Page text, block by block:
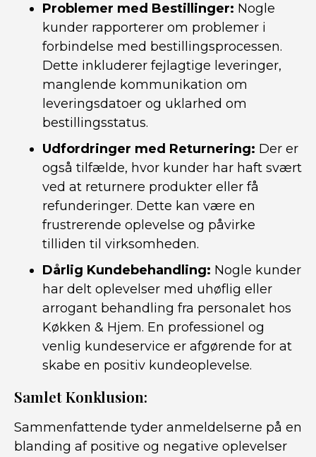
Problemer med Bestillinger: Nogle
kunder rapporterer om problemer i
forbindelse med bestillingsprocessen.
Dette inkluderer fejlagtige leveringer,
manglende kommunikation om
leveringsdatoer og uklarhed om
bestillingsstatus.
Udfordringer med Returnering: Der er
også tilfælde, hvor kunder har haft svært
ved at returnere produkter eller få
refunderinger. Dette kan være en
frustrerende oplevelse og påvirke
tilliden til virksomheden.
Dårlig Kundebehandling: Nogle kunder
har delt oplevelser med uhøflig eller
arrogant behandling fra personalet hos
Køkken & Hjem. En professionel og
venlig kundeservice er afgørende for at
skabe en positiv kundeoplevelse.
Samlet Konklusion:
Sammenfattende tyder anmeldelserne på en
blanding af positive og negative oplevelser